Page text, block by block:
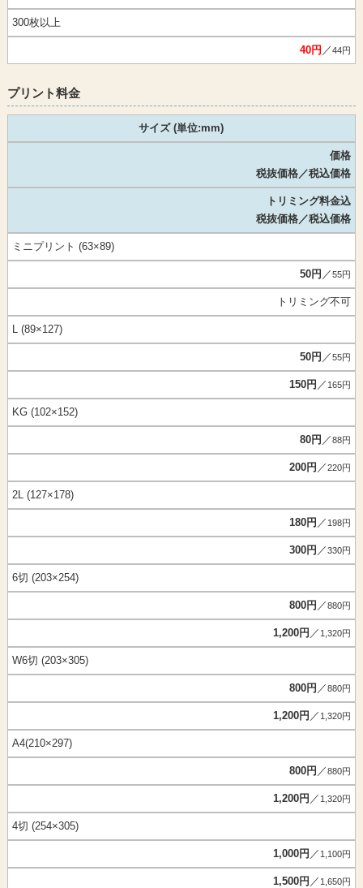
300枚以上
40円 ／44円
プリント料金
サイズ (単位:mm)
価格
税抜価格／税込価格
トリミング料金込
税抜価格／税込価格
ミニプリント (63×89)
50円 ／55円
トリミング不可
L (89×127)
50円 ／55円
150円 ／ 165円
KG (102×152)
80円 ／88円
200円 ／220円
2L (127×178)
180円 ／ 198円
300円 ／330円
6切 (203×254)
800円 ／880円
1,200円 ／ 1,320円
W6切 (203×305)
800円 ／880円
1,200円 ／ 1,320円
A4(210×297)
800円 ／880円
1,200円 ／ 1,320円
4切 (254×305)
1,000円 ／ 1,100円
1,500円 ／ 1,650円